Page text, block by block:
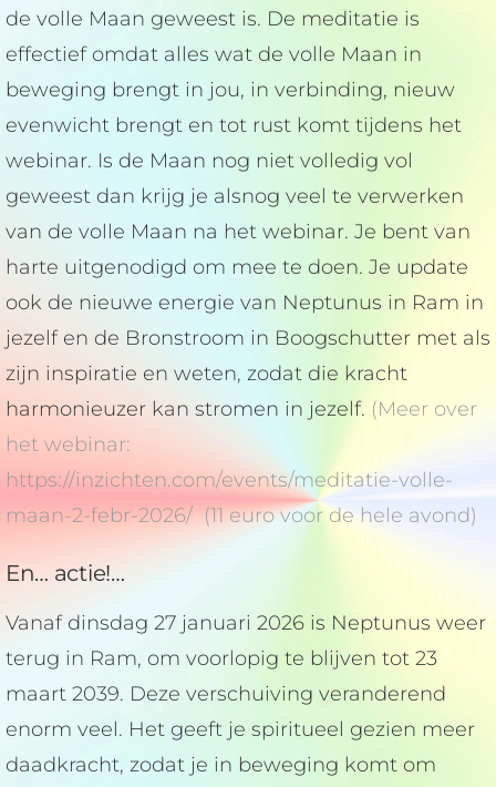
de volle Maan geweest is. De meditatie is
effectief omdat alles wat de volle Maan in
beweging brengt in jou, in verbinding, nieuw
evenwicht brengt en tot rust komt tijdens het
webinar. Is de Maan nog niet volledig vol
geweest dan krijg je alsnog veel te verwerken
van de volle Maan na het webinar. Je bent van
harte uitgenodigd om mee te doen. Je update
ook de nieuwe energie van Neptunus in Ram in
jezelf en de Bronstroom in Boogschutter met als
zijn inspiratie en weten, zodat die kracht
harmonieuzer kan stromen in jezelf. (Meer over
het webinar:
https://inzichten.com/events/meditatie-volle-
maan-2-febr-2026/ (11 euro voor de hele avond)
En… actie!…
Vanaf dinsdag 27 januari 2026 is Neptunus weer
terug in Ram, om voorlopig te blijven tot 23
maart 2039. Deze verschuiving veranderend
enorm veel. Het geeft je spiritueel gezien meer
daadkracht, zodat je in beweging komt om